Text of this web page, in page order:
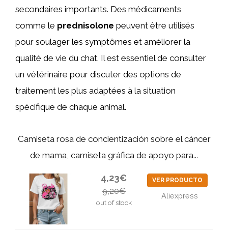
secondaires importants. Des médicaments
comme le prednisolone peuvent être utilisés
pour soulager les symptômes et améliorer la
qualité de vie du chat. Il est essentiel de consulter
un vétérinaire pour discuter des options de
traitement les plus adaptées à la situation
spécifique de chaque animal.
Camiseta rosa de concientización sobre el cáncer
de mama, camiseta gráfica de apoyo para...
4,23€
9,20€
out of stock
VER PRODUCTO
Aliexpress